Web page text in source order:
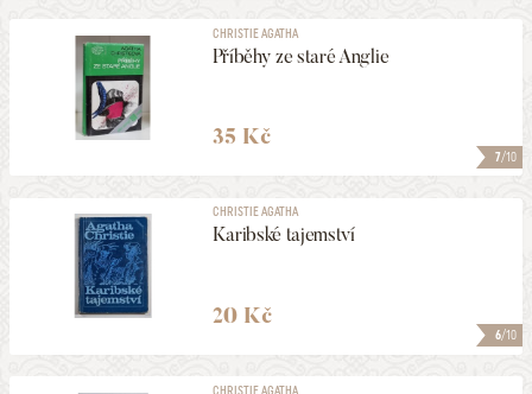
7/10
CHRISTIE AGATHA
Příběhy ze staré Anglie
35 Kč
6/10
CHRISTIE AGATHA
Karibské tajemství
20 Kč
CHRISTIE AGATHA